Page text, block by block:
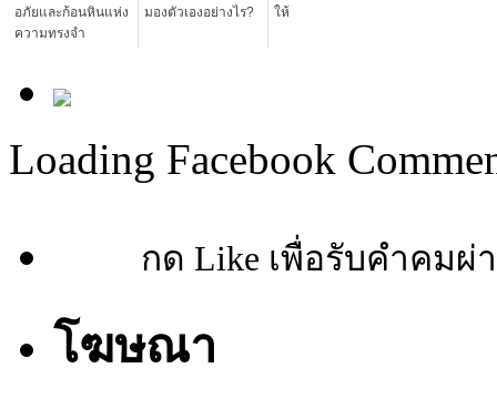
อภัยและก้อนหินแห่ง
ความทรงจำ
มองตัวเองอย่างไร?
ให้
Loading Facebook
กด Like เพื่อรับคำคมผ่า
โฆษณา